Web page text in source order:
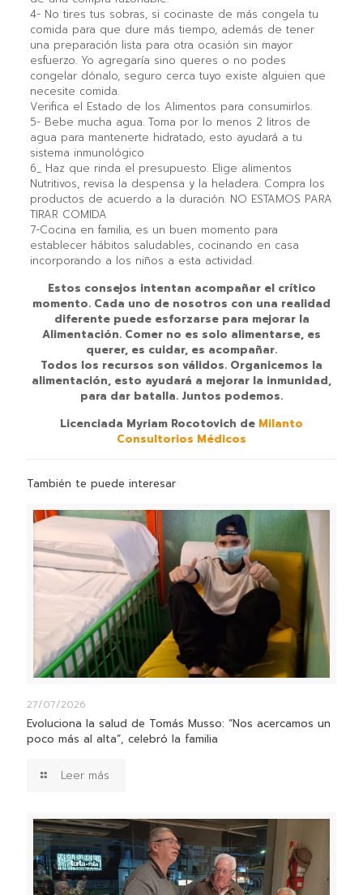
4- No tires tus sobras, si cocinaste de más congela tu
comida para que dure más tiempo, además de tener
una preparación lista para otra ocasión sin mayor
esfuerzo. Yo agregaría sino queres o no podes
congelar dónalo, seguro cerca tuyo existe alguien que
necesite comida.
Verifica el Estado de los Alimentos para consumirlos.
5- Bebe mucha agua. Toma por lo menos 2 litros de
agua para mantenerte hidratado, esto ayudará a tu
sistema inmunológico
6_ Haz que rinda el presupuesto. Elige alimentos
Nutritivos, revisa la despensa y la heladera. Compra los
productos de acuerdo a la duración. NO ESTAMOS PARA
TIRAR COMIDA
7-Cocina en familia, es un buen momento para
establecer hábitos saludables, cocinando en casa
incorporando a los niños a esta actividad.
Estos consejos intentan acompañar el crítico
momento. Cada uno de nosotros con una realidad
diferente puede esforzarse para mejorar la
Alimentación. Comer no es solo alimentarse, es
querer, es cuidar, es acompañar.
Todos los recursos son válidos. Organicemos la
alimentación, esto ayudará a mejorar la inmunidad,
para dar batalla. Juntos podemos.
Licenciada Myriam Rocotovich de Milanto
Consultorios Médicos
También te puede interesar
27/07/2026
Evoluciona la salud de Tomás Musso: “Nos acercamos un
poco más al alta”, celebró la familia
Leer más